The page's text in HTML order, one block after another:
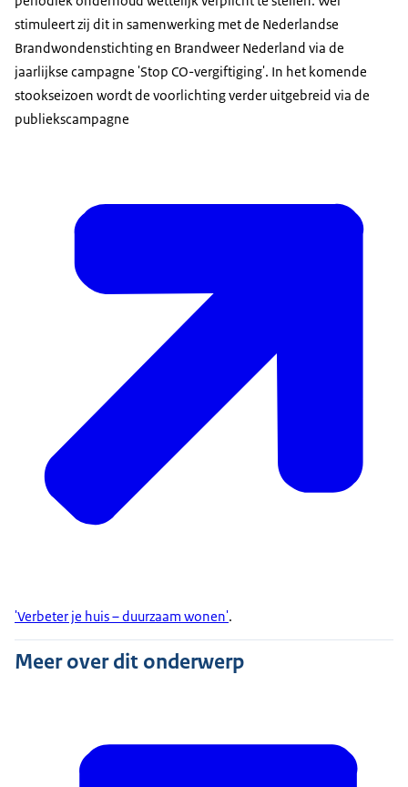
stimuleert zij dit in samenwerking met de Nederlandse
Brandwondenstichting en Brandweer Nederland via de
jaarlijkse campagne 'Stop CO-vergiftiging'. In het komende
stookseizoen wordt de voorlichting verder uitgebreid via de
publiekscampagne
'Verbeter je huis – duurzaam wonen'.
Meer over dit onderwerp